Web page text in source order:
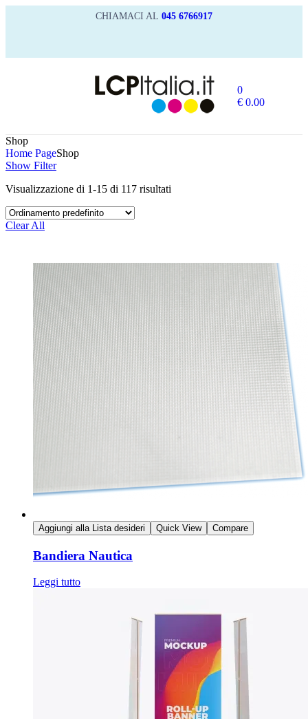
CHIAMACI AL 045 6766917
0
€0.00
Shop
Home PageShop
Show Filter
Visualizzazione di 1-15 di 117 risultati
Clear All
Aggiungi alla Lista desideri Quick View Compare
Bandiera Nautica
Leggi tutto